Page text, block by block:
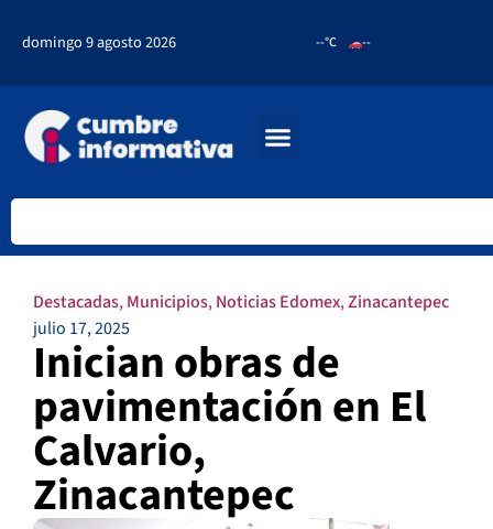
domingo 9 agosto 2026 --°C --
Destacadas,Municipios,Noticias Edomex,Zinacantepec
julio 17, 2025
Inician obras de
pavimentación en El
Calvario,
Zinacantepec